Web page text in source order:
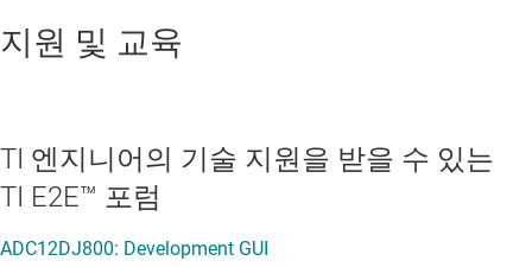
지원 및 교육
TI 엔지니어의 기술 지원을 받을 수 있는
TI E2E™ 포럼